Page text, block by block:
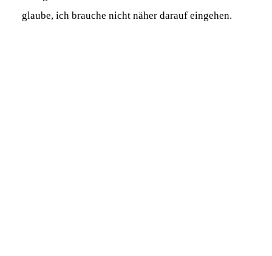
glaube, ich brauche nicht näher darauf eingehen.